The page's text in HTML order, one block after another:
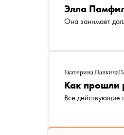
Элла
Она занимает
Екатерина Палкина
Как прошли
Все действующие